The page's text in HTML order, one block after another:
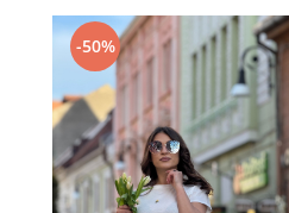
-50%